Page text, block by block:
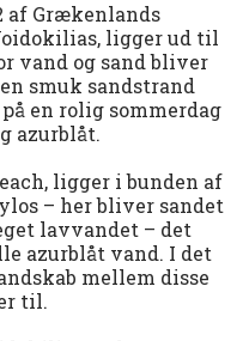
af Grækenlands
ligger ud til
vand og sand bliver
smuk sandstrand
en rolig sommerdag
azurblåt.
ligger i bunden af
– her bliver sandet
lavvandet – det
azurblåt vand. I det
mellem disse
til.